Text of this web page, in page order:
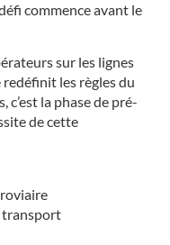
commence avant le
sur les lignes
les règles du
c’est la phase de pré-
de cette
transport